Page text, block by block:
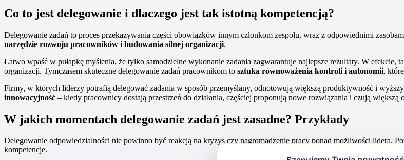
Co to jest delegowanie i dlaczego jest tak istotną kompetencją?
Delegowanie zadań to proces przekazywania części obowiązków innym członkom zespołu, wraz z odpowiednimi
narzędzie rozwoju pracowników i budowania silnej organizacji.
Łatwo wpaść w pułapkę myślenia, że tylko samodzielne wykonanie zadania zagwarantuje najlepsze rezultaty. W efekcie,
organizacji. Tymczasem skuteczne delegowanie zadań pracownikom to sztuka równoważenia kontroli i autonomii,
Firmy, w których liderzy potrafią delegować zadania w sposób przemyślany, odnotowują większą produktywność i
innowacyjność – kiedy pracownicy dostają przestrzeń do działania, częściej proponują nowe rozwiązania i czują
W jakich momentach delegowanie zadań jest zasadne? Przykłady
Delegowanie odpowiedzialności nie powinno być reakcją na kryzys czy nagromadzenie pracy ponad możliwości lidera.
kompetencje.